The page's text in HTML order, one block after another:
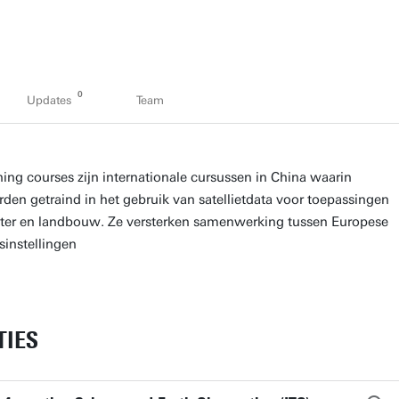
Updates 0 Team
courses zijn internationale cursussen in China waarin
getraind in het gebruik van satellietdata voor toepassingen
en landbouw. Ze versterken samenwerking tussen Europese